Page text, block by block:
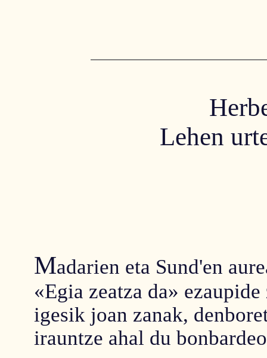
Lehen
Madarien eta Sund'en
«Egia zeatza da» ezaupide
igesik joan zanak,
irauntze ahal du